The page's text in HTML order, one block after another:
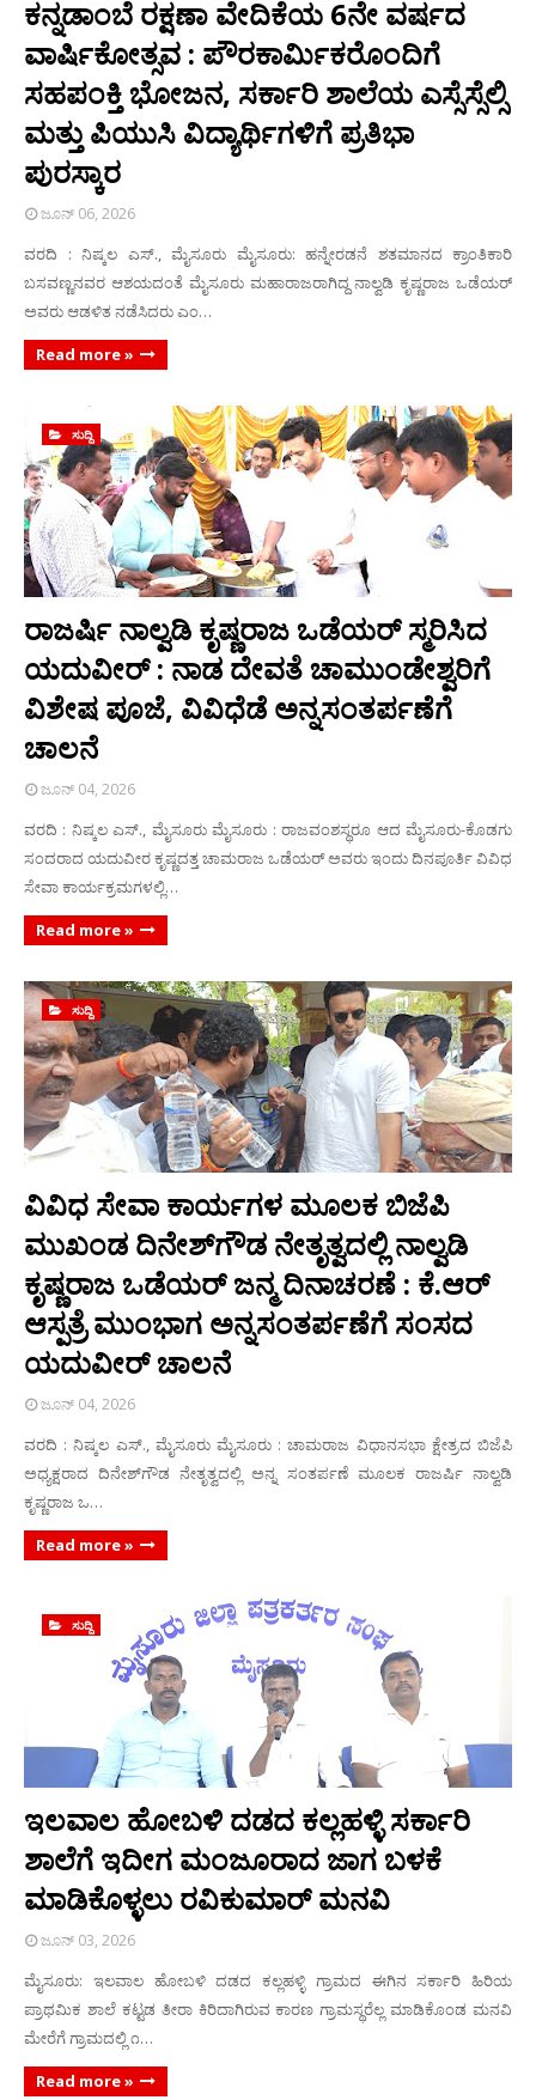
ಕನ್ನಡಾಂಬೆ ರಕ್ಷಣಾ ವೇದಿಕೆಯ 6ನೇ ವರ್ಷದ
ವಾರ್ಷಿಕೋತ್ಸವ : ಪೌರಕಾರ್ಮಿಕರೊಂದಿಗೆ
ಸಹಪಂಕ್ತಿ ಭೋಜನ, ಸರ್ಕಾರಿ ಶಾಲೆಯ ಎಸ್ಸೆಸ್ಸೆಲ್ಸಿ
ಮತ್ತು ಪಿಯುಸಿ ವಿದ್ಯಾರ್ಥಿಗಳಿಗೆ ಪ್ರತಿಭಾ
ಪುರಸ್ಕಾರ
ಜೂನ್ 06, 2026
ವರದಿ : ನಿಷ್ಕಲ ಎಸ್., ಮೈಸೂರು ಮೈಸೂರು: ಹನ್ನೇರಡನೆ ಶತಮಾನದ ಕ್ರಾಂತಿಕಾರಿ
ಬಸವಣ್ಣನವರ ಆಶಯದಂತೆ ಮೈಸೂರು ಮಹಾರಾಜರಾಗಿದ್ದ ನಾಲ್ವಡಿ ಕೃಷ್ಣರಾಜ ಒಡೆಯರ್
ಅವರು ಆಡಳಿತ ನಡೆಸಿದರು ಎಂ…
Read more »
ಸುದ್ದಿ
ರಾಜರ್ಷಿ ನಾಲ್ವಡಿ ಕೃಷ್ಣರಾಜ ಒಡೆಯರ್ ಸ್ಮರಿಸಿದ
ಯದುವೀರ್ : ನಾಡ ದೇವತೆ ಚಾಮುಂಡೇಶ್ವರಿಗೆ
ವಿಶೇಷ ಪೂಜೆ, ವಿವಿಧೆಡೆ ಅನ್ನಸಂತರ್ಪಣೆಗೆ
ಚಾಲನೆ
ಜೂನ್ 04, 2026
ವರದಿ : ನಿಷ್ಕಲ ಎಸ್., ಮೈಸೂರು ಮೈಸೂರು : ರಾಜವಂಶಸ್ಥರೂ ಆದ ಮೈಸೂರು-ಕೊಡಗು
ಸಂದರಾದ ಯದುವೀರ ಕೃಷ್ಣದತ್ತ ಚಾಮರಾಜ ಒಡೆಯರ್ ಅವರು ಇಂದು ದಿನಪೂರ್ತಿ ವಿವಿಧ
ಸೇವಾ ಕಾರ್ಯಕ್ರಮಗಳಲ್ಲಿ…
Read more »
ಸುದ್ದಿ
ವಿವಿಧ ಸೇವಾ ಕಾರ್ಯಗಳ ಮೂಲಕ ಬಿಜೆಪಿ
ಮುಖಂಡ ದಿನೇಶ್‌ಗೌಡ ನೇತೃತ್ವದಲ್ಲಿ ನಾಲ್ವಡಿ
ಕೃಷ್ಣರಾಜ ಒಡೆಯರ್ ಜನ್ಮ ದಿನಾಚರಣೆ : ಕೆ.ಆರ್
ಆಸ್ಪತ್ರೆ ಮುಂಭಾಗ ಅನ್ನಸಂತರ್ಪಣೆಗೆ ಸಂಸದ
ಯದುವೀರ್ ಚಾಲನೆ
ಜೂನ್ 04, 2026
ವರದಿ : ನಿಷ್ಕಲ ಎಸ್., ಮೈಸೂರು ಮೈಸೂರು : ಚಾಮರಾಜ ವಿಧಾನಸಭಾ ಕ್ಷೇತ್ರದ ಬಿಜೆಪಿ
ಅಧ್ಯಕ್ಷರಾದ ದಿನೇಶ್‌ಗೌಡ ನೇತೃತ್ವದಲ್ಲಿ ಅನ್ನ ಸಂತರ್ಪಣೆ ಮೂಲಕ ರಾಜರ್ಷಿ ನಾಲ್ವಡಿ
ಕೃಷ್ಣರಾಜ ಒ…
Read more »
ಸುದ್ದಿ
ಇಲವಾಲ ಹೋಬಳಿ ದಡದ ಕಲ್ಲಹಳ್ಳಿ ಸರ್ಕಾರಿ
ಶಾಲೆಗೆ ಇದೀಗ ಮಂಜೂರಾದ ಜಾಗ ಬಳಕೆ
ಮಾಡಿಕೊಳ್ಳಲು ರವಿಕುಮಾರ್ ಮನವಿ
ಜೂನ್ 03, 2026
ಮೈಸೂರು: ಇಲವಾಲ ಹೋಬಳಿ ದಡದ ಕಲ್ಲಹಳ್ಳಿ ಗ್ರಾಮದ ಈಗಿನ ಸರ್ಕಾರಿ ಹಿರಿಯ
ಪ್ರಾಥಮಿಕ ಶಾಲೆ ಕಟ್ಟಡ ತೀರಾ ಕಿರಿದಾಗಿರುವ ಕಾರಣ ಗ್ರಾಮಸ್ಥರೆಲ್ಲ ಮಾಡಿಕೊಂಡ ಮನವಿ
ಮೇರೆಗೆ ಗ್ರಾಮದಲ್ಲಿ ೧…
Read more »